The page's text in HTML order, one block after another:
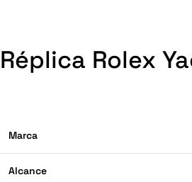
Réplica Rolex
Marca
Alcance